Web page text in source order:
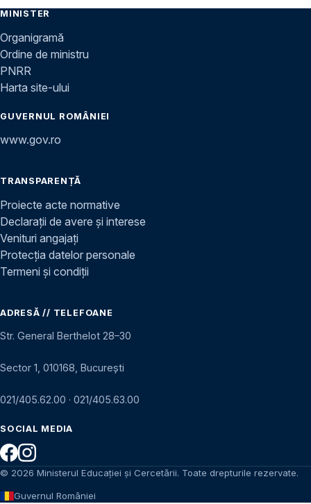
MINISTER
Organigramă
Ordine de ministru
PNRR
Harta site-ului
GUVERNUL ROMÂNIEI
www.gov.ro
TRANSPARENȚĂ
Proiecte acte normative
Declarații de avere și interese
Venituri angajați
Protecția datelor personale
Termeni și condiții
ADRESĂ // TELEFOANE
Str. General Berthelot 28–30
Sector 1, 010168, București
021/405.62.00 · 021/405.63.00
SOCIAL MEDIA
© 2026 Ministerul Educației și Cercetării. Toate drepturile rezervate.
Guvernul României